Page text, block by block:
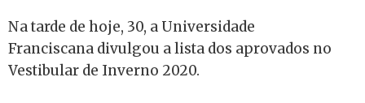
Na tarde de hoje, 30, a Universidade
Franciscana divulgou a lista dos aprovados no
Vestibular de Inverno 2020.